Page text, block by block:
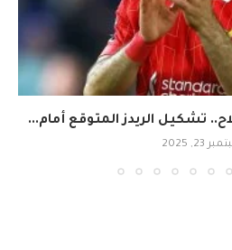
تشكيل الريدز المتوقع أمام...
23, 2025